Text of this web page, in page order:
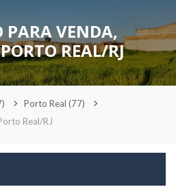
PARA VENDA,
REAL/RJ
Porto Real (77)
Real/RJ